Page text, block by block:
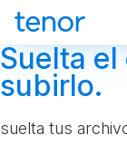
Suelta
subirlo.
suelta tus